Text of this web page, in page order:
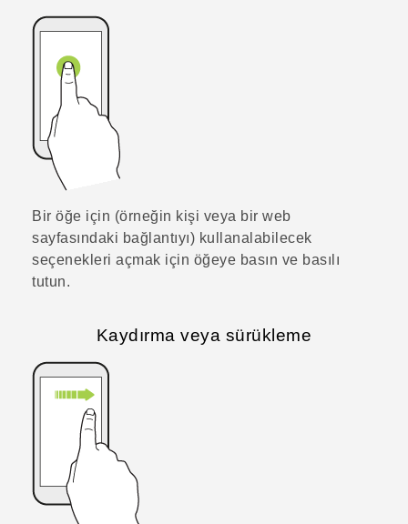
Bir öğe için (örneğin kişi veya bir web
sayfasındaki bağlantıyı) kullanalabilecek
seçenekleri açmak için öğeye basın ve basılı
tutun.
Kaydırma veya sürükleme